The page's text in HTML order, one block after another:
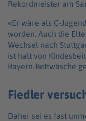
Rekordmeister am
«Er wäre als C-
worden. Auch die
Wechsel nach
ist halt von
Bayern-Bettwäsche
Fiedler
Daher sei es fast